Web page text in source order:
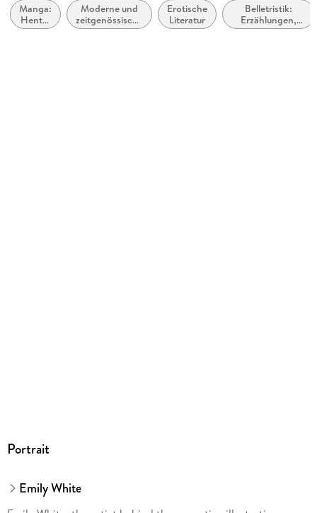
Kopierschutz
ohne Kopierschutz
Manga:
Hentai
Manga
Moderne und
zeitgenössische
Belletristik:
Erotische
Literatur
Belletristik:
Erzählungen,
Kurzgeschichten,
Portrait
Emily White